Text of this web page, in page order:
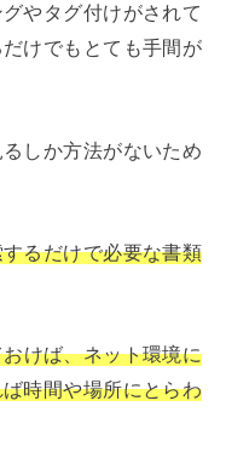
やタグ付けがされて
けでもとても手間が
しか方法がないため
るだけで必要な書類
けば、ネット環境に
時間や場所にとらわ